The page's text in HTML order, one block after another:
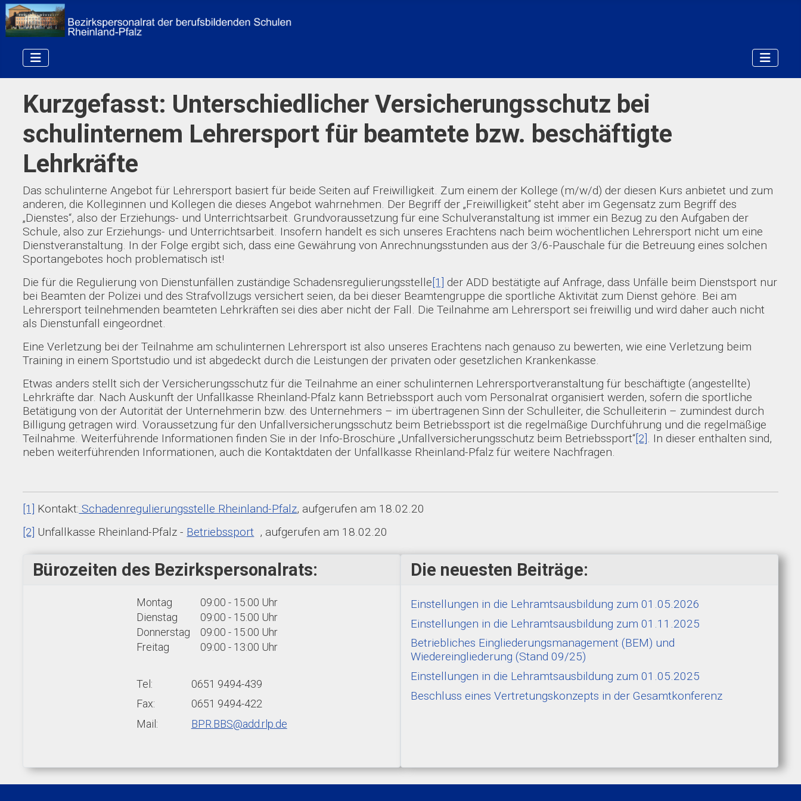
Kurzgefasst: Unterschiedlicher Versicherungsschutz bei
schulinternem Lehrersport für beamtete bzw. beschäftigte
Lehrkräfte
Das schulinterne Angebot für Lehrersport basiert für beide Seiten auf Freiwilligkeit. Zum einem der Kollege (m/w/d) der diesen Kurs anbietet und zum
anderen, die Kolleginnen und Kollegen die dieses Angebot wahrnehmen. Der Begriff der „Freiwilligkeit“ steht aber im Gegensatz zum Begriff des
„Dienstes“, also der Erziehungs- und Unterrichtsarbeit. Grundvoraussetzung für eine Schulveranstaltung ist immer ein Bezug zu den Aufgaben der
Schule, also zur Erziehungs- und Unterrichtsarbeit. Insofern handelt es sich unseres Erachtens nach beim wöchentlichen Lehrersport nicht um eine
Dienstveranstaltung. In der Folge ergibt sich, dass eine Gewährung von Anrechnungsstunden aus der 3/6-Pauschale für die Betreuung eines solchen
Sportangebotes hoch problematisch ist!
Die für die Regulierung von Dienstunfällen zuständige Schadensregulierungsstelle[1] der ADD bestätigte auf Anfrage, dass Unfälle beim Dienstsport nur
bei Beamten der Polizei und des Strafvollzugs versichert seien, da bei dieser Beamtengruppe die sportliche Aktivität zum Dienst gehöre. Bei am
Lehrersport teilnehmenden beamteten Lehrkräften sei dies aber nicht der Fall. Die Teilnahme am Lehrersport sei freiwillig und wird daher auch nicht
als Dienstunfall eingeordnet.
Eine Verletzung bei der Teilnahme am schulinternen Lehrersport ist also unseres Erachtens nach genauso zu bewerten, wie eine Verletzung beim
Training in einem Sportstudio und ist abgedeckt durch die Leistungen der privaten oder gesetzlichen Krankenkasse.
Etwas anders stellt sich der Versicherungsschutz für die Teilnahme an einer schulinternen Lehrersportveranstaltung für beschäftigte (angestellte)
Lehrkräfte dar. Nach Auskunft der Unfallkasse Rheinland-Pfalz kann Betriebssport auch vom Personalrat organisiert werden, sofern die sportliche
Betätigung von der Autorität der Unternehmerin bzw. des Unternehmers – im übertragenen Sinn der Schulleiter, die Schulleiterin – zumindest durch
Billigung getragen wird. Voraussetzung für den Unfallversicherungsschutz beim Betriebssport ist die regelmäßige Durchführung und die regelmäßige
Teilnahme. Weiterführende Informationen finden Sie in der Info-Broschüre „Unfallversicherungsschutz beim Betriebssport“[2]. In dieser enthalten sind,
neben weiterführenden Informationen, auch die Kontaktdaten der Unfallkasse Rheinland-Pfalz für weitere Nachfragen.
[1] Kontakt: Schadenregulierungsstelle Rheinland-Pfalz, aufgerufen am 18.02.20
[2] Unfallkasse Rheinland-Pfalz - Betriebssport , aufgerufen am 18.02.20
Bürozeiten des Bezirkspersonalrats:
Montag
09:00 - 15:00 Uhr
Dienstag
09:00 - 15:00 Uhr
Donnerstag
09:00 - 15:00 Uhr
Freitag
09:00 - 13:00 Uhr
Tel:
0651 9494-439
Fax:
0651 9494-422
Mail:
BPR.BBS@add.rlp.de
Die neuesten Beiträge:
Einstellungen in die Lehramtsausbildung zum 01.05.2026
Einstellungen in die Lehramtsausbildung zum 01.11.2025
Betriebliches Eingliederungsmanagement (BEM) und
Wiedereingliederung (Stand 09/25)
Einstellungen in die Lehramtsausbildung zum 01.05.2025
Beschluss eines Vertretungskonzepts in der Gesamtkonferenz